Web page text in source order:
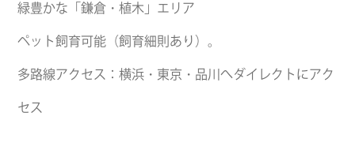
緑豊かな「鎌倉・植木」エリア
ペット飼育可能（飼育細則あり）。
多路線アクセス：横浜・東京・品川へダイレクトにアク
セス